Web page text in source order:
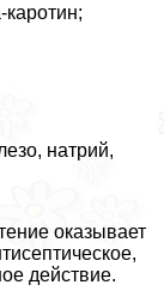
натрий,
оказывает
действие.